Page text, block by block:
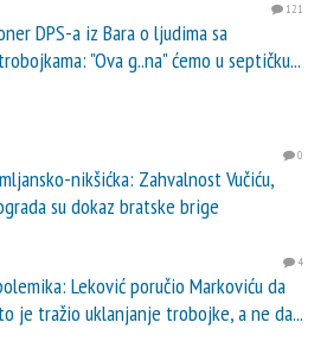
121
DPS-a iz Bara o ljudima sa
"Ova g..na" ćemo u septičku...
0
nikšićka: Zahvalnost Vučiću,
su dokaz bratske brige
4
Leković poručio Markoviću da
je tražio uklanjanje trobojke, a ne da...